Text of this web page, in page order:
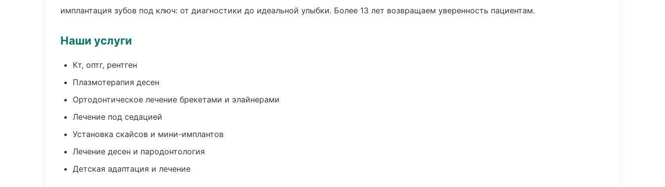
имплантация зубов под ключ: от диагностики до идеальной улыбки. Более 13 лет возвращаем уверенность пациентам.
Наши услуги
Кт, оптг, рентген
Плазмотерапия десен
Ортодонтическое лечение брекетами и элайнерами
Лечение под седацией
Установка скайсов и мини-имплантов
Лечение десен и пародонтология
Детская адаптация и лечение